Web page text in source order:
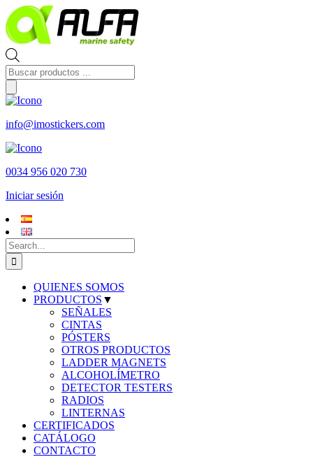
Skip
to
content
Búsqueda
de
productos
info@imostickers.com
0034 956 020 730
Iniciar sesión
Search
for:
QUIENES SOMOS
PRODUCTOS ▼
SEÑALES
CINTAS
PÓSTERS
OTROS PRODUCTOS
LADDER MAGNETS
ALCOHOLÍMETRO
DETECTOR TESTERS
RADIOS
LINTERNAS
CERTIFICADOS
CATÁLOGO
CONTACTO